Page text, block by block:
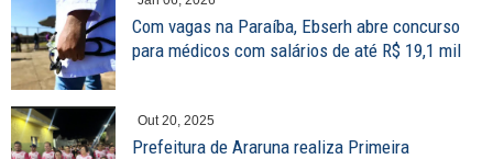
Com vagas na Paraíba, Ebserh abre concurso
para médicos com salários de até R$ 19,1 mil
Out 20, 2025
Prefeitura de Araruna realiza Primeira